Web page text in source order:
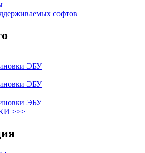
софтов
ЭБУ
ЭБУ
ЭБУ
>>>